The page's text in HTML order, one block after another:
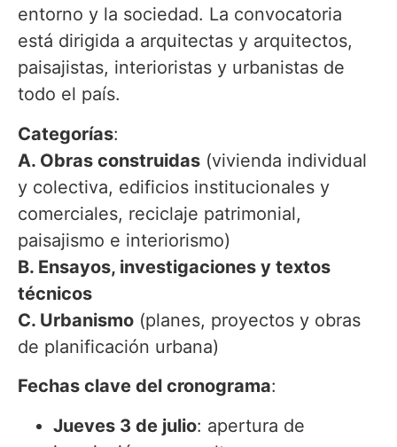
entorno y la sociedad. La convocatoria
está dirigida a arquitectas y arquitectos,
paisajistas, interioristas y urbanistas de
todo el país.
Categorías:
A. Obras construidas (vivienda individual
y colectiva, edificios institucionales y
comerciales, reciclaje patrimonial,
paisajismo e interiorismo)
B. Ensayos, investigaciones y textos
técnicos
C. Urbanismo (planes, proyectos y obras
de planificación urbana)
Fechas clave del cronograma:
Jueves 3 de julio: apertura de